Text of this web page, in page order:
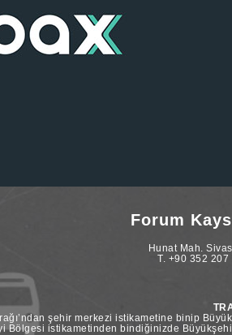
Forum
Hunat Mah.
T. +90 352
şehir merkezi istikametine binip
Bölgesi istikametinden bindiğinizde